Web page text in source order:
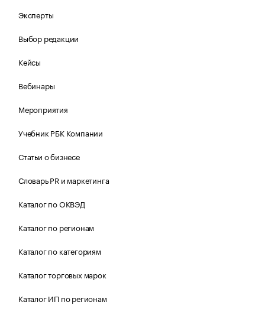
Эксперты
Выбор редакции
Кейсы
Вебинары
Мероприятия
Учебник РБК Компании
Статьи о бизнесе
Словарь PR и маркетинга
Каталог по ОКВЭД
Каталог по регионам
Каталог по категориям
Каталог торговых марок
Каталог ИП по регионам